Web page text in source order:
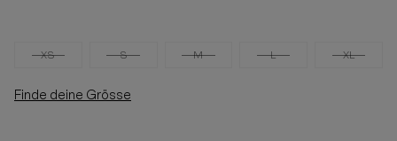
XS S M L XL
Finde deine Grösse